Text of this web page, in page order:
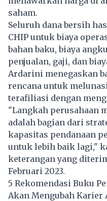
saham.
Seluruh dana bersih
CHIP untuk biaya
bahan baku, biaya
penjualan, gaji, dan
Ardarini menegaskan
rencana untuk
terafiliasi dengan
"Langkah perusahaan
adalah bagian dari
kapasitas pendanaan
untuk lebih baik lagi,"
keterangan yang
Februari 2023.
5 Rekomendasi Buku
Akan Mengubah Karier